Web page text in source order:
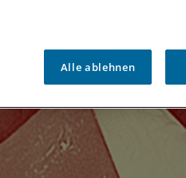
Alle ablehnen